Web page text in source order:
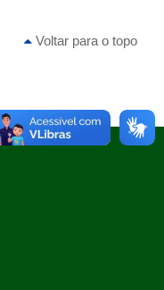
Voltar para o topo